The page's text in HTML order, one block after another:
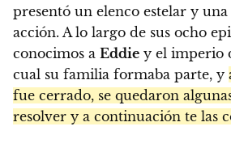
presentó un elenco estelar y
acción. A lo largo de sus ocho
conocimos a Eddie y el imperio
cual su familia formaba parte, y
fue cerrado, se quedaron
resolver y a continuación te las